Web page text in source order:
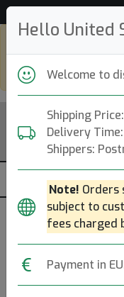
Hello United
Welcome to
Shipping
Delivery
Shippers:
Note! Orders
subject to
fees charged
Payment in
go to